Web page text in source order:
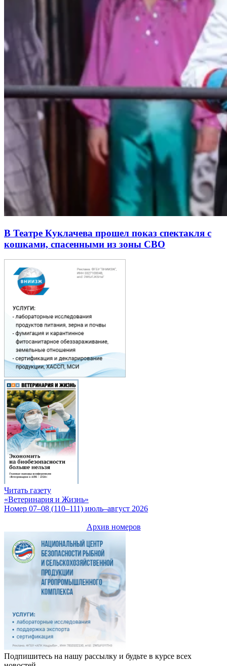
В Театре Куклачева прошел показ спектакля с
кошками, спасенными из зоны СВО
Читать газету
«Ветеринария и Жизнь»
Номер 07–08 (110–111) июль–август 2026
Архив номеров
Подпишитесь на нашу рассылку и будьте в курсе всех